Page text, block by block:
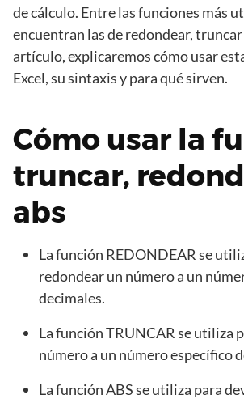
de cálculo. Entre las funciones más
encuentran las de redondear, truncar
artículo, explicaremos cómo usar
Excel, su sintaxis y para qué sirven.
Cómo usar la
truncar,
abs
La función REDONDEAR se
redondear un número a un
decimales.
La función TRUNCAR se utiliza
número a un número específico
La función ABS se utiliza para